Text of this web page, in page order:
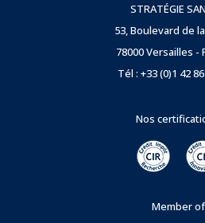
STRATÉGIE
53, Boulevard de
78000 Versailles -
Tél : +33 (0)1 42
Nos
Member of